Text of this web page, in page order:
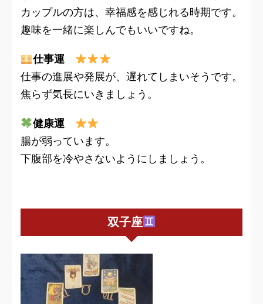
カップルの方は、幸福感を感じれる時期です。
趣味を一緒に楽しんでもいいですね。
仕事運
仕事の進展や発展が、遅れてしまいそうです。
焦らず気長にいきましょう。
健康運
腸が弱っています。
下腹部を冷やさないようにしましょう。
双子座